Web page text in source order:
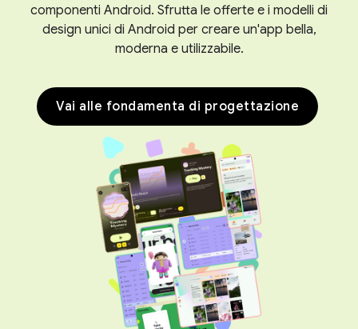
componenti Android. Sfrutta le offerte e i modelli di
design unici di Android per creare un'app bella,
moderna e utilizzabile.
Vai alle fondamenta di progettazione